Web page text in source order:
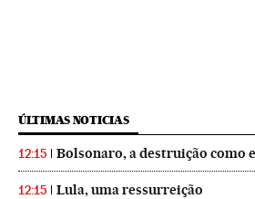
ÚLTIMAS NOTICIAS
12:15 Bolsonaro, a destruição como
12:15 Lula, uma ressurreição